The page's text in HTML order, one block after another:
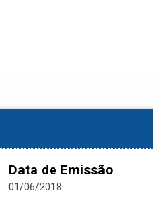
Data de Emissão
01/06/2018